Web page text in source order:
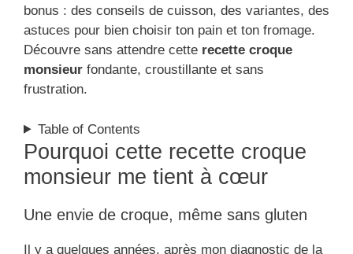
bonus : des conseils de cuisson, des variantes, des
astuces pour bien choisir ton pain et ton fromage.
Découvre sans attendre cette recette croque
monsieur fondante, croustillante et sans
frustration.
Table of Contents
Pourquoi cette recette croque
monsieur me tient à cœur
Une envie de croque, même sans gluten
Il y a quelques années, après mon diagnostic de la